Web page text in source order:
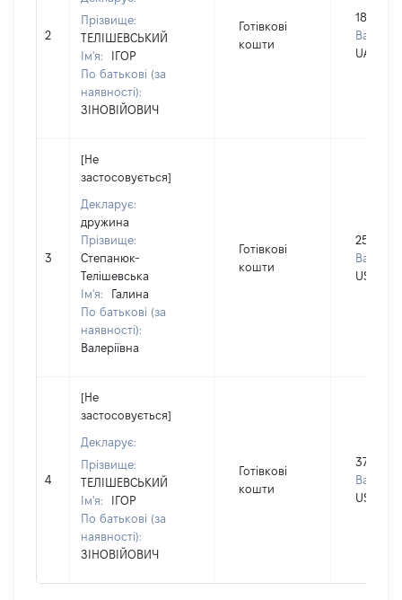
2
Прізвище:
ТЕЛІШЕВСЬКИЙ
Ім'я:
ІГОР
По батькові (за
наявності):
ЗІНОВІЙОВИЧ
Готівкові
кошти
184000
Валюта:
UAH
3
[Не
застосовується]
Декларує:
дружина
Прізвище:
Степанюк-
Телішевська
Ім'я:
Галина
По батькові (за
наявності):
Валеріївна
Готівкові
кошти
2500
Валюта:
USD
4
[Не
застосовується]
Декларує:
Прізвище:
ТЕЛІШЕВСЬКИЙ
Ім'я:
ІГОР
По батькові (за
наявності):
ЗІНОВІЙОВИЧ
Готівкові
кошти
3750
Валюта:
USD